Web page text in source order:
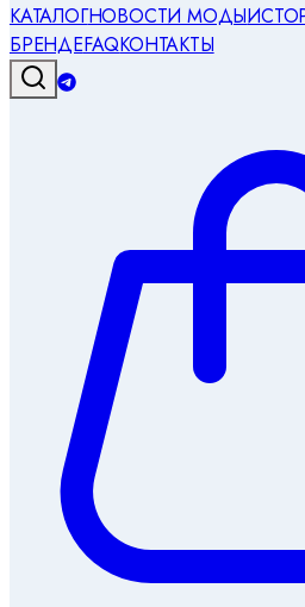
КАТАЛОГНОВОСТИ МОДЫ
БРЕНДЕFAQКОНТАКТЫ